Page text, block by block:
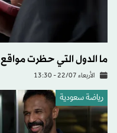
ما الدول التي حظرت مواقع
الأربعاء 22/07 - 13:30
رياضة سعودية